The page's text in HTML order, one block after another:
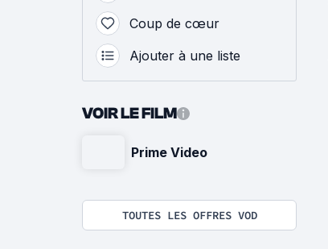
Coup de cœur
Ajouter à une liste
VOIR LE FILM
Prime Video
TOUTES LES OFFRES VOD